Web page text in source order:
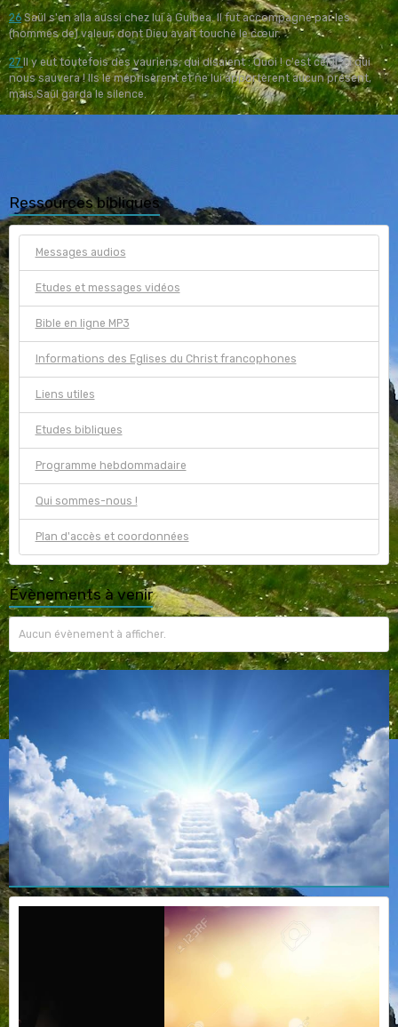
26Saül s'en alla aussi chez lui à Guibea. Il fut accompagné par les
(hommes de) valeur, dont Dieu avait touché le cœur.
27Il y eut toutefois des vauriens, qui disaient : Quoi ! c'est celui-ci qui
nous sauvera ! Ils le méprisèrent et ne lui apportèrent aucun présent,
mais Saül garda le silence.
Ressources bibliques
Messages audios
Etudes et messages vidéos
Bible en ligne MP3
Informations des Eglises du Christ francophones
Liens utiles
Etudes bibliques
Programme hebdommadaire
Qui sommes-nous !
Plan d'accès et coordonnées
Évènements à venir
Aucun évènement à afficher.